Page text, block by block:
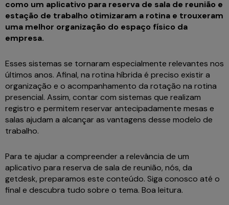
como um aplicativo para reserva de sala de reunião e
estação de trabalho otimizaram a rotina e trouxeram
uma melhor organização do espaço físico da
empresa.
Esses sistemas se tornaram especialmente relevantes nos
últimos anos. Afinal, na rotina híbrida é preciso existir a
organização e o acompanhamento da rotação na rotina
presencial. Assim, contar com sistemas que realizam
registro e permitem reservar antecipadamente mesas e
salas ajudam a alcançar as vantagens desse modelo de
trabalho.
Para te ajudar a compreender a relevância de um
aplicativo para reserva de sala de reunião, nós, da
getdesk, preparamos este conteúdo. Siga conosco até o
final e descubra tudo sobre o tema. Boa leitura.